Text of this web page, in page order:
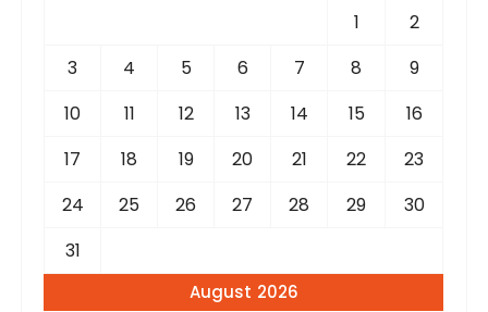
August 2026
1
2
3
4 5 6 7 8
9
10
11 12 13 14 15
16
17
18 19 20 21 22
23
24
25 26 27 28 29
30
31